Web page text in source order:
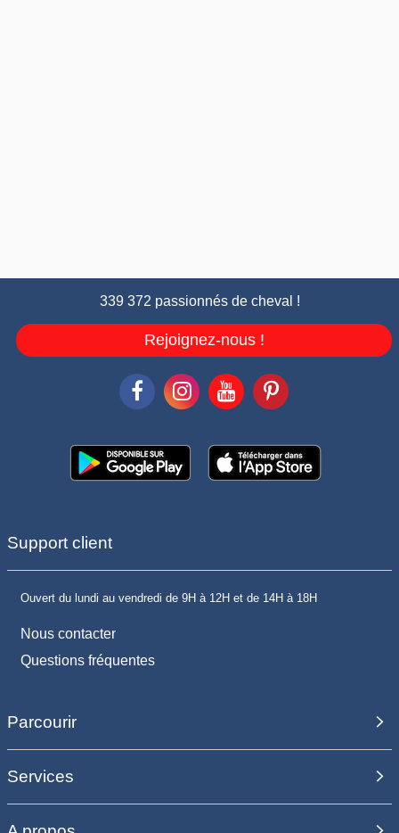
339 372 passionnés de cheval !
Rejoignez-nous !
Support client
Ouvert du lundi au vendredi de 9H à 12H et de 14H à 18H
Nous contacter
Questions fréquentes
Parcourir
Services